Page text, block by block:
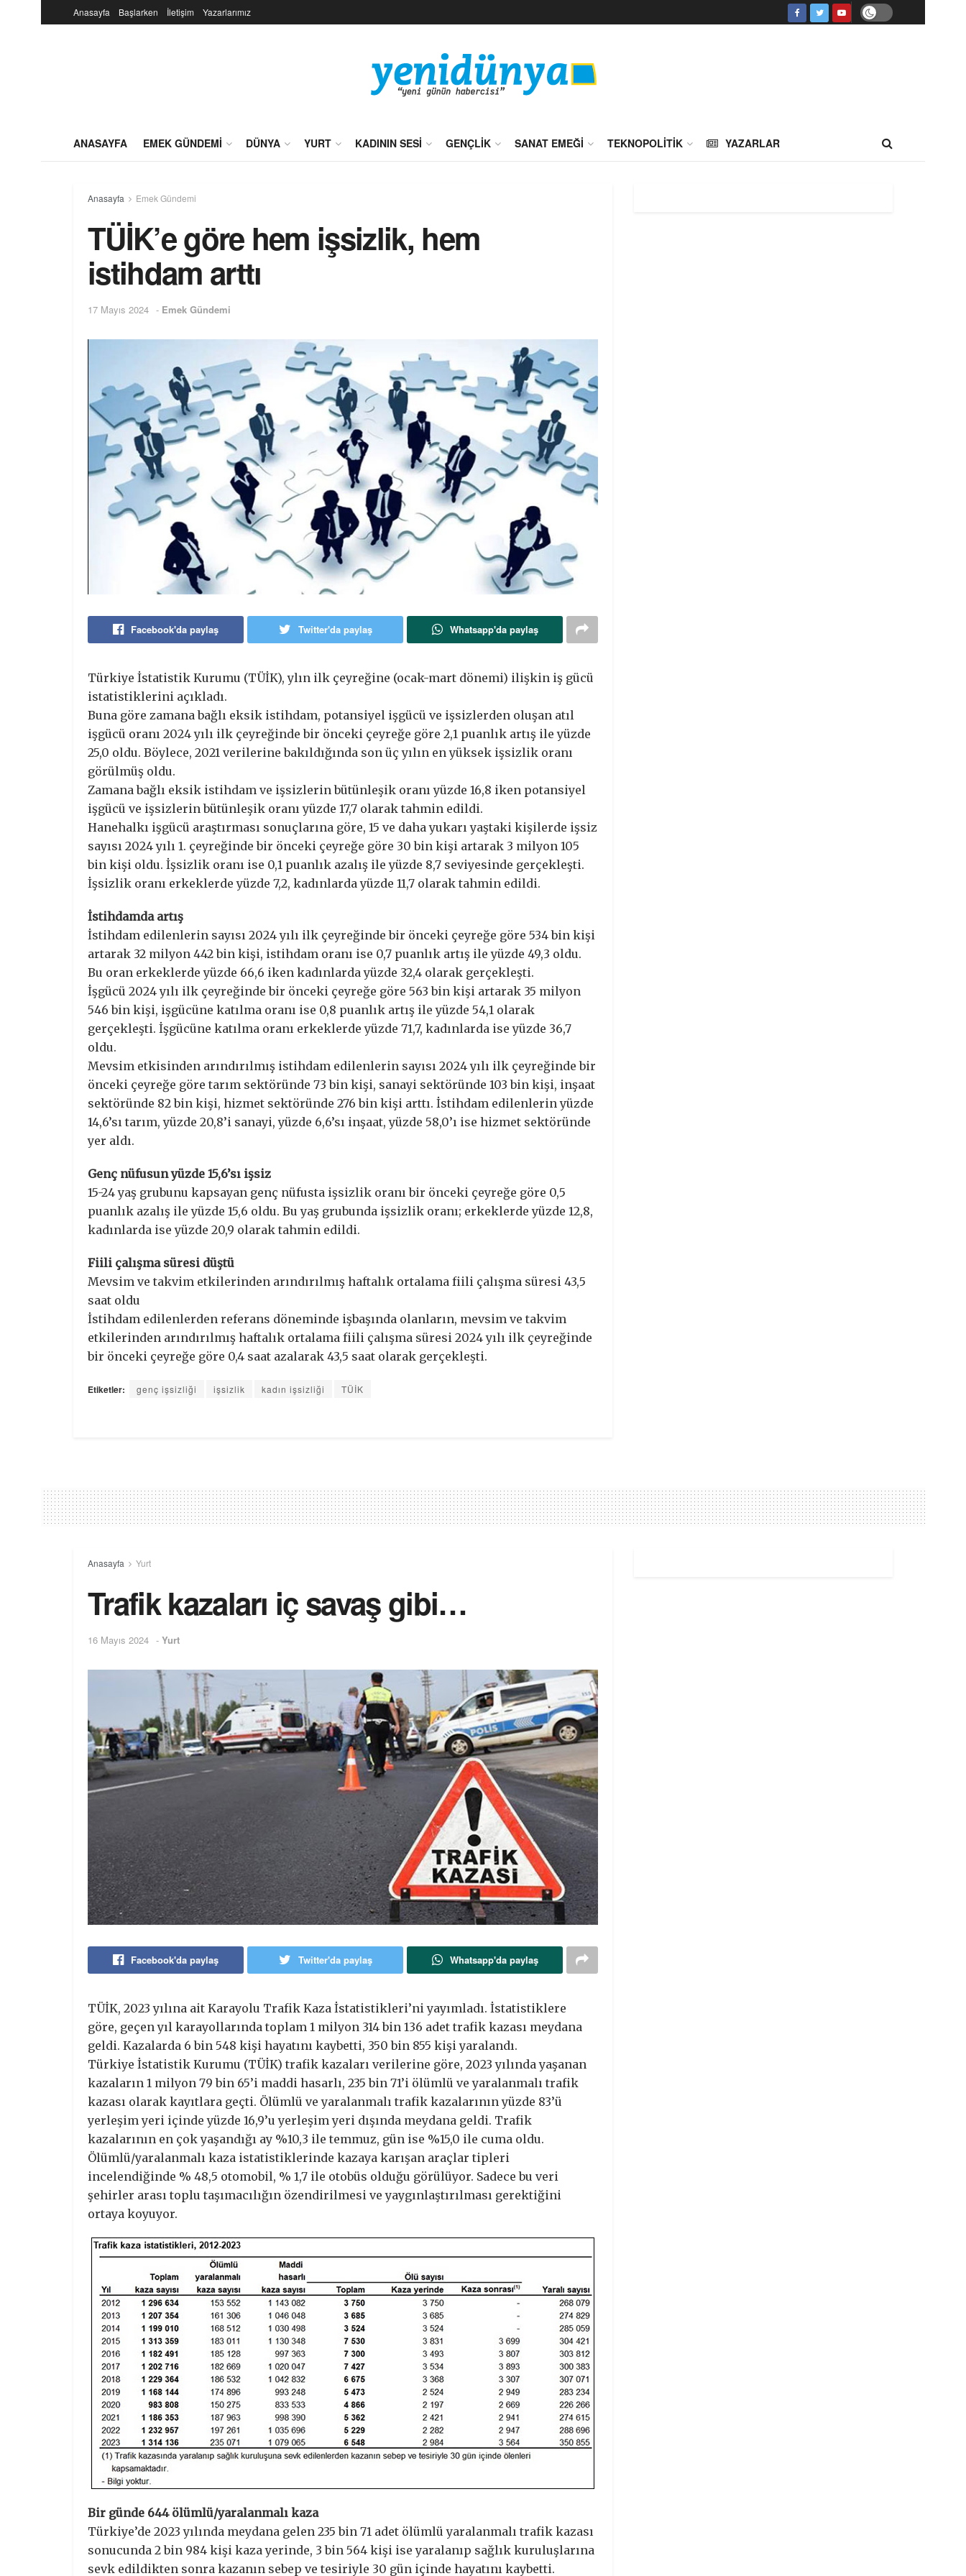
Anasayfa Başlarken İletişim Yazarlarımız
ANASAYFA EMEK GÜNDEMI DÜNYA YURT KADININ SESI GENÇLIK SANAT EMEĞI TEKNOPOLITIK YAZARLAR
Anasayfa Emek Gündemi
TÜİK’e göre hem işsizlik, hem
istihdam arttı
17 Mayıs 2024 - Emek Gündemi
Facebook'da paylaş Twitter'da paylaş Whatsapp'da paylaş
Türkiye İstatistik Kurumu (TÜİK), ylın ilk çeyreğine (ocak-mart dönemi) ilişkin iş gücü
istatistiklerini açıkladı.
Buna göre zamana bağlı eksik istihdam, potansiyel işgücü ve işsizlerden oluşan atıl
işgücü oranı 2024 yılı ilk çeyreğinde bir önceki çeyreğe göre 2,1 puanlık artış ile yüzde
25,0 oldu. Böylece, 2021 verilerine bakıldığında son üç yılın en yüksek işsizlik oranı
görülmüş oldu.
Zamana bağlı eksik istihdam ve işsizlerin bütünleşik oranı yüzde 16,8 iken potansiyel
işgücü ve işsizlerin bütünleşik oranı yüzde 17,7 olarak tahmin edildi.
Hanehalkı işgücü araştırması sonuçlarına göre, 15 ve daha yukarı yaştaki kişilerde işsiz
sayısı 2024 yılı 1. çeyreğinde bir önceki çeyreğe göre 30 bin kişi artarak 3 milyon 105
bin kişi oldu. İşsizlik oranı ise 0,1 puanlık azalış ile yüzde 8,7 seviyesinde gerçekleşti.
İşsizlik oranı erkeklerde yüzde 7,2, kadınlarda yüzde 11,7 olarak tahmin edildi.
İstihdamda artış
İstihdam edilenlerin sayısı 2024 yılı ilk çeyreğinde bir önceki çeyreğe göre 534 bin kişi
artarak 32 milyon 442 bin kişi, istihdam oranı ise 0,7 puanlık artış ile yüzde 49,3 oldu.
Bu oran erkeklerde yüzde 66,6 iken kadınlarda yüzde 32,4 olarak gerçekleşti.
İşgücü 2024 yılı ilk çeyreğinde bir önceki çeyreğe göre 563 bin kişi artarak 35 milyon
546 bin kişi, işgücüne katılma oranı ise 0,8 puanlık artış ile yüzde 54,1 olarak
gerçekleşti. İşgücüne katılma oranı erkeklerde yüzde 71,7, kadınlarda ise yüzde 36,7
oldu.
Mevsim etkisinden arındırılmış istihdam edilenlerin sayısı 2024 yılı ilk çeyreğinde bir
önceki çeyreğe göre tarım sektöründe 73 bin kişi, sanayi sektöründe 103 bin kişi, inşaat
sektöründe 82 bin kişi, hizmet sektöründe 276 bin kişi arttı. İstihdam edilenlerin yüzde
14,6’sı tarım, yüzde 20,8’i sanayi, yüzde 6,6’sı inşaat, yüzde 58,0’ı ise hizmet sektöründe
yer aldı.
Genç nüfusun yüzde 15,6’sı işsiz
15-24 yaş grubunu kapsayan genç nüfusta işsizlik oranı bir önceki çeyreğe göre 0,5
puanlık azalış ile yüzde 15,6 oldu. Bu yaş grubunda işsizlik oranı; erkeklerde yüzde 12,8,
kadınlarda ise yüzde 20,9 olarak tahmin edildi.
Fiili çalışma süresi düştü
Mevsim ve takvim etkilerinden arındırılmış haftalık ortalama fiili çalışma süresi 43,5
saat oldu
İstihdam edilenlerden referans döneminde işbaşında olanların, mevsim ve takvim
etkilerinden arındırılmış haftalık ortalama fiili çalışma süresi 2024 yılı ilk çeyreğinde
bir önceki çeyreğe göre 0,4 saat azalarak 43,5 saat olarak gerçekleşti.
Etiketler: genç işsizliği işsizlik kadın işsizliği TÜİK
Anasayfa Yurt
Trafik kazaları iç savaş gibi…
16 Mayıs 2024 - Yurt
Facebook'da paylaş Twitter'da paylaş Whatsapp'da paylaş
TÜİK, 2023 yılına ait Karayolu Trafik Kaza İstatistikleri’ni yayımladı. İstatistiklere
göre, geçen yıl karayollarında toplam 1 milyon 314 bin 136 adet trafik kazası meydana
geldi. Kazalarda 6 bin 548 kişi hayatını kaybetti, 350 bin 855 kişi yaralandı.
Türkiye İstatistik Kurumu (TÜİK) trafik kazaları verilerine göre, 2023 yılında yaşanan
kazaların 1 milyon 79 bin 65’i maddi hasarlı, 235 bin 71’i ölümlü ve yaralanmalı trafik
kazası olarak kayıtlara geçti. Ölümlü ve yaralanmalı trafik kazalarının yüzde 83’ü
yerleşim yeri içinde yüzde 16,9’u yerleşim yeri dışında meydana geldi. Trafik
kazalarının en çok yaşandığı ay %10,3 ile temmuz, gün ise %15,0 ile cuma oldu.
Ölümlü/yaralanmalı kaza istatistiklerinde kazaya karışan araçlar tipleri
incelendiğinde % 48,5 otomobil, % 1,7 ile otobüs olduğu görülüyor. Sadece bu veri
şehirler arası toplu taşımacılığın özendirilmesi ve yaygınlaştırılması gerektiğini
ortaya koyuyor.
Bir günde 644 ölümlü/yaralanmalı kaza
Türkiye’de 2023 yılında meydana gelen 235 bin 71 adet ölümlü yaralanmalı trafik kazası
sonucunda 2 bin 984 kişi kaza yerinde, 3 bin 564 kişi ise yaralanıp sağlık kuruluşlarına
sevk edildikten sonra kazanın sebep ve tesiriyle 30 gün içinde hayatını kaybetti.